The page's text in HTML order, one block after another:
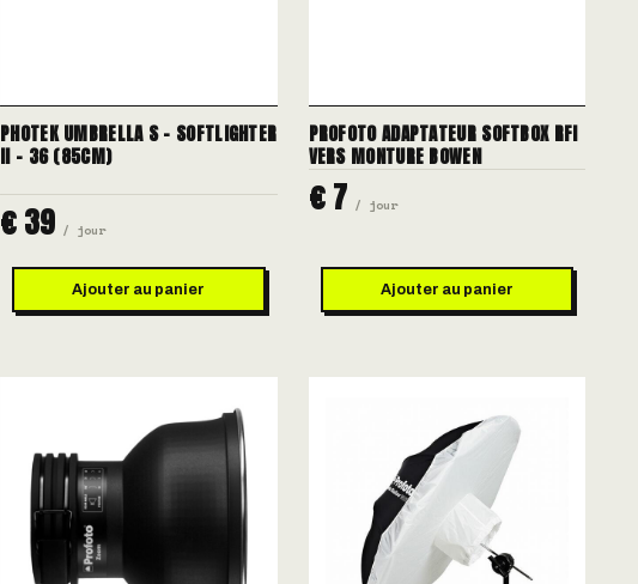
PHOTEK UMBRELLA S - SOFTLIGHTER
II - 36 (85CM)
€ 39 / jour
Ajouter au panier
PROFOTO ADAPTATEUR SOFTBOX RFI
VERS MONTURE BOWEN
€ 7 / jour
Ajouter au panier